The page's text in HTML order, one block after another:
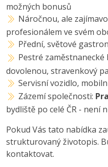
možných bonusů
Náročnou, ale
profesionálem ve svém
Přední, světové
Pestré
dovolenou, stravenkový
Servisní vozidlo,
Zázemí společnosti:
bydliště po celé ČR - není
Pokud Vás tato nabídka
strukturovaný životopis.
kontaktovat.